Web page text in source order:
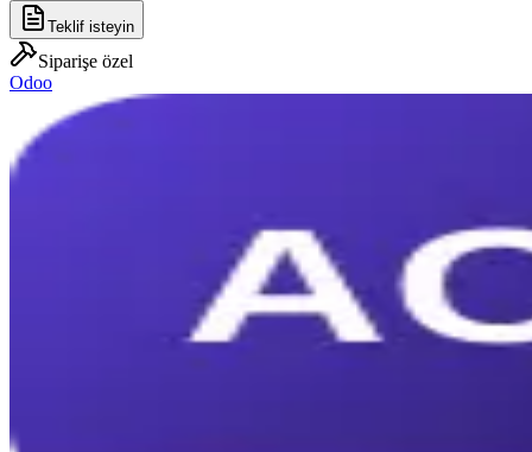
Teklif isteyin
Siparişe özel
Odoo